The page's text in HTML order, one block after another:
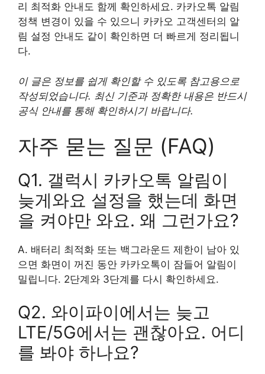
리 최적화 안내도 함께 확인하세요. 카카오톡 알림
정책 변경이 있을 수 있으니 카카오 고객센터의 알
림 설정 안내도 같이 확인하면 더 빠르게 정리됩니
다.
이 글은 정보를 쉽게 확인할 수 있도록 참고용으로
작성되었습니다. 최신 기준과 정확한 내용은 반드시
공식 안내를 통해 확인하시기 바랍니다.
자주 묻는 질문 (FAQ)
Q1. 갤럭시 카카오톡 알림이
늦게와요 설정을 했는데 화면
을 켜야만 와요. 왜 그런가요?
A. 배터리 최적화 또는 백그라운드 제한이 남아 있
으면 화면이 꺼진 동안 카카오톡이 잠들어 알림이
밀립니다. 2단계와 3단계를 다시 확인하세요.
Q2. 와이파이에서는 늦고
LTE/5G에서는 괜찮아요. 어디
를 봐야 하나요?